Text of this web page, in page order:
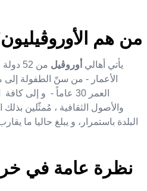
من هم
يأتي أهالي أوروڨيل من 52 دولة
الأعمار - من سنّ الطفولة إلى
العمر 30 عاماً - و إلى كافة
والأصول الثقافية ، مُمثّلين بذلك
البلدة باستمرار، و يبلغ حاليا ما
نظرة عامة في